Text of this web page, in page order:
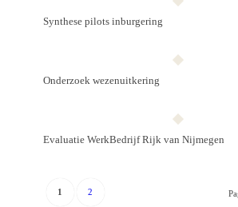
Synthese pilots inburge­ring
Onderzoek wezen­uitkering
Evaluatie Werk­Bedrijf Rijk van Nijmegen
1 2